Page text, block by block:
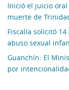
Inició el juicio
muerte de
Fiscalía solicitó
abuso sexual
Guanchín: El
por